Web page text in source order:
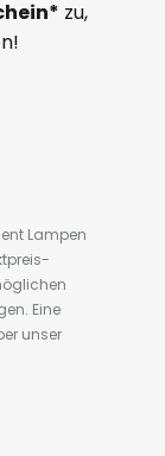
zu,
Lampen
Eine
unser